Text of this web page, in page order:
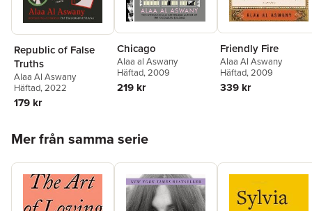
Republic of False
Truths
Alaa Al Aswany
Häftad, 2022
179 kr
Chicago
Alaa al Aswany
Häftad, 2009
219 kr
Friendly Fire
Alaa Al Aswany
Häftad, 2009
339 kr
Mer från samma serie